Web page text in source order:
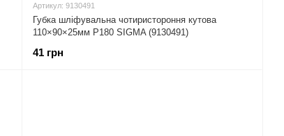
Артикул: 9130491
Губка шліфувальна чотиристороння кутова
110×90×25мм P180 SIGMA (9130491)
41 грн